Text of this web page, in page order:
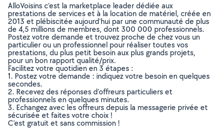
AlloVoisins c’est la marketplace leader dédiée aux
prestations de services et à la location de matériel, créée en
2013 et plébiscitée aujourd’hui par une communauté de plus
de 4,5 millions de membres, dont 300 000 professionnels.
Postez votre demande et trouvez proche de chez vous un
particulier ou un professionnel pour réaliser toutes vos
prestations, du plus petit besoin aux plus grands projets,
pour un bon rapport qualité/prix.
Facilitez votre quotidien en 3 étapes :
1. Postez votre demande : indiquez votre besoin en quelques
secondes.
2. Recevez des réponses d’offreurs particuliers et
professionnels en quelques minutes.
3. Echangez avec les offreurs depuis la messagerie privée et
sécurisée et faites votre choix !
C’est gratuit et sans commission !